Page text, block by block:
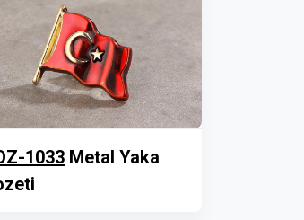
1033 Metal Yaka